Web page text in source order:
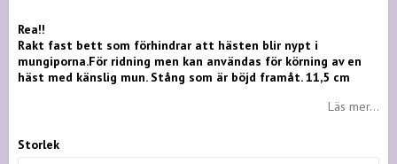
Rea!!
Rakt fast bett som förhindrar att hästen blir nypt i
mungiporna.För ridning men kan användas för körning av en
häst med känslig mun. Stång som är böjd framåt. 11,5 cm
Läs mer...
Storlek